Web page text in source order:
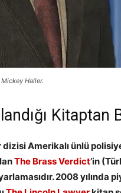
Mickey Haller.
Kitaptan
Amerikalı ünlü
The Brass Verdict’in
2008